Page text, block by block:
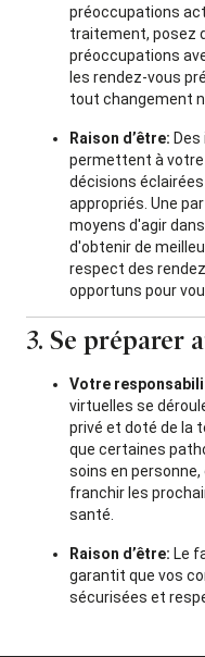
préoccupations
traitement, posez
préoccupations
les rendez-vous
tout changement
Raison d’être:
permettent à votre
décisions
appropriés. Une
moyens d'agir
d'obtenir de
respect des
opportuns pour
3. Se préparer
Votre
virtuelles se
privé et doté de la
que certaines
soins en
franchir les
santé.
Raison d’être: Le
garantit que vos
sécurisées et